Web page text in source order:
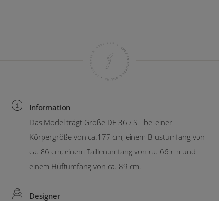
Information
Das Model trägt Größe DE 36 / S - bei einer
Körpergröße von ca.177 cm, einem Brustumfang von
ca. 86 cm, einem Taillenumfang von ca. 66 cm und
einem Hüftumfang von ca. 89 cm.
Designer